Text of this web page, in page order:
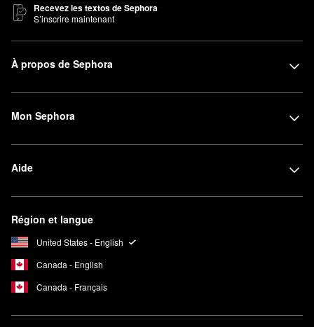
Recevez les textos de Sephora
S’inscrire maintenant
À propos de Sephora
Mon Sephora
Aide
Région et langue
United States - English
Canada - English
Canada - Français